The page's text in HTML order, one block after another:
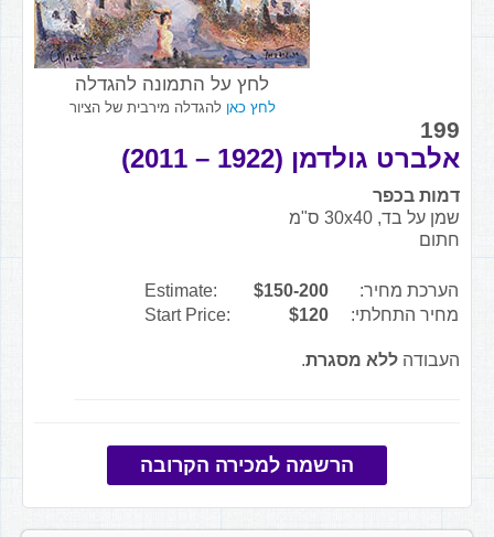
לחץ על התמונה להגדלה
לחץ כאן להגדלה מירבית של הציור
199
אלברט גולדמן (1922 – 2011)
דמות בכפר
שמן על בד, 30x40 ס"מ
חתום
הערכת מחיר: $150-200
Estimate:
מחיר התחלתי:
$120
Start Price:
העבודה ללא מסגרת.
הרשמה למכירה הקרובה